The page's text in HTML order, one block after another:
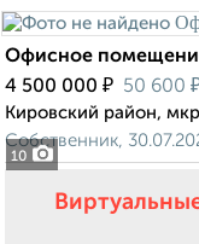
10
Офисное
4 500 000 ₽ 50 600
Кировский район,
Собственник,